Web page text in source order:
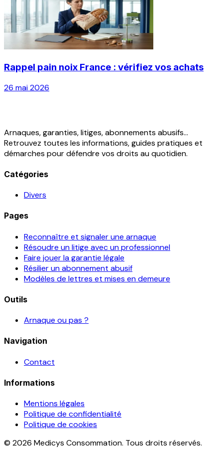
Rappel pain noix France : vérifiez vos achats
26 mai 2026
Arnaques, garanties, litiges, abonnements abusifs...
Retrouvez toutes les informations, guides pratiques et
démarches pour défendre vos droits au quotidien.
Catégories
Divers
Pages
Reconnaître et signaler une arnaque
Résoudre un litige avec un professionnel
Faire jouer la garantie légale
Résilier un abonnement abusif
Modèles de lettres et mises en demeure
Outils
Arnaque ou pas ?
Navigation
Contact
Informations
Mentions légales
Politique de confidentialité
Politique de cookies
© 2026 Medicys Consommation. Tous droits réservés.